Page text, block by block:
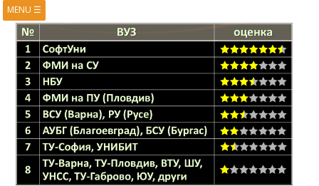
MENU ☰
HOME
ABOUT
BOOKS
COURSES
VIDEOS
PRESENTATIONS
RESEARCH
PUBLICATIONS
CONTACTS
RSS FEED